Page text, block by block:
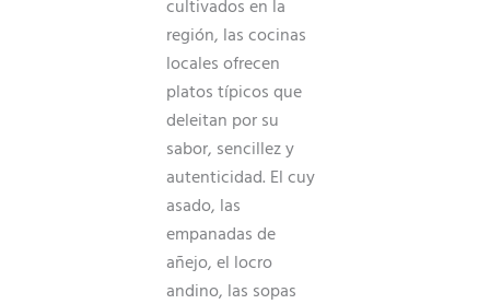
cultivados en la
región, las cocinas
locales ofrecen
platos típicos que
deleitan por su
sabor, sencillez y
autenticidad. El cuy
asado, las
empanadas de
añejo, el locro
andino, las sopas